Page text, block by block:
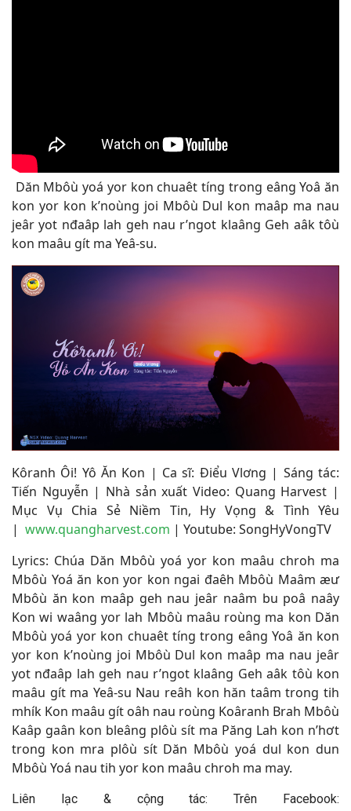
Dăn Mbôù yoá yor kon chuaêt tíng trong eâng Yoâ ăn
kon yor kon k’noùng joi Mbôù Dul kon maâp ma nau
jeâr yot nđaâp lah geh nau r’ngot klaâng Geh aâk tôù
kon maâu gít ma Yeâ-su.
Kôranh Ôi! Yô Ăn Kon | Ca sĩ: Điểu Vlơng | Sáng tác:
Tiến Nguyễn | Nhà sản xuất Video: Quang Harvest |
Mục Vụ Chia Sẻ Niềm Tin, Hy Vọng & Tình Yêu
| www.quangharvest.com | Youtube: SongHyVongTV
Lyrics: Chúa Dăn Mbôù yoá yor kon maâu chroh ma
Mbôù Yoá ăn kon yor kon ngai đaêh Mbôù Maâm æư
Mbôù ăn kon maâp geh nau jeâr naâm bu poâ naây
Kon wi waâng yor lah Mbôù maâu roùng ma kon Dăn
Mbôù yoá yor kon chuaêt tíng trong eâng Yoâ ăn kon
yor kon k’noùng joi Mbôù Dul kon maâp ma nau jeâr
yot nđaâp lah geh nau r’ngot klaâng Geh aâk tôù kon
maâu gít ma Yeâ-su Nau reâh kon hăn taâm trong tih
mhík Kon maâu gít oâh nau roùng Koâranh Brah Mbôù
Kaâp gaân kon bleâng plôù sít ma Păng Lah kon n’hơt
trong kon mra plôù sít Dăn Mbôù yoá dul kon dun
Mbôù Yoá nau tih yor kon maâu chroh ma may.
Liên lạc & cộng tác: Trên Facebook: